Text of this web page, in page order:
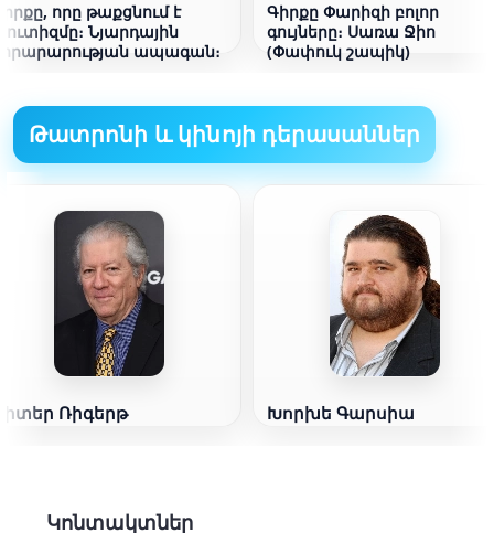
որը թաքցնում է
Նյարդային
ապագան։
Գիրքը Փարիզի բոլոր
գույները։ Սառա Ջիո
(Փափուկ շապիկ)
Թատրոնի և կինոյի դերասաններ
Ռիգերթ Խորխե Գարսիա
Կոնտակտներ